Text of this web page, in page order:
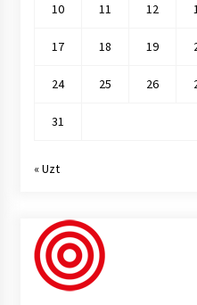
10 11 12
17 18 19
24 25 26
31
« Uzt